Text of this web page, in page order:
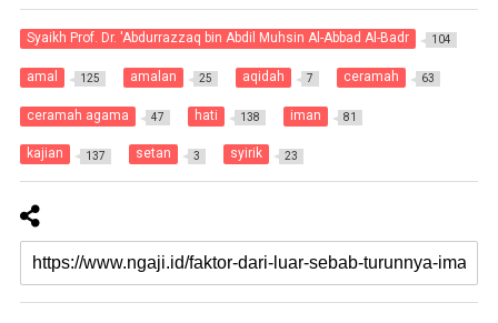
Syaikh Prof. Dr. 'Abdurrazzaq bin Abdil Muhsin Al-Abbad Al-Badr 104
amal 125 amalan 25 aqidah 7 ceramah 63
ceramah agama 47 hati 138 iman 81
kajian 137 setan 3 syirik 23